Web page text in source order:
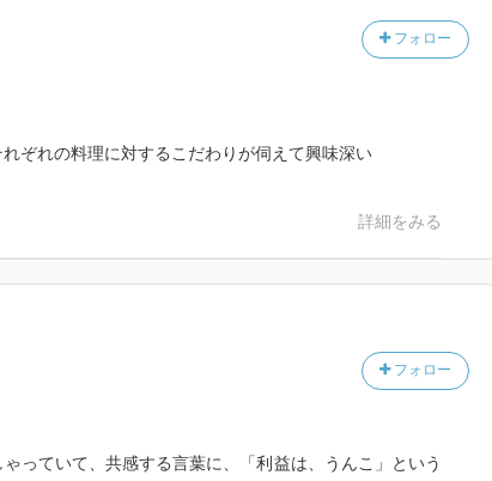
フォロー
ぞれの料理に対するこだわりが伺えて興味深い
詳細をみる
フォロー
っていて、共感する言葉に、「利益は、うんこ」という